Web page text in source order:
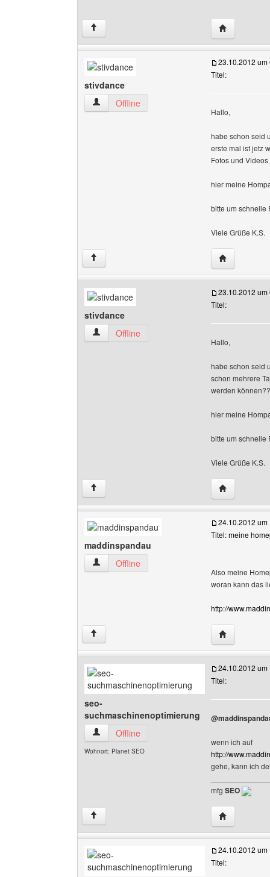
↑ Website
stivdance
stivdance Benutzer-Profile anzeigen
Offline
23.10.2012 um
Titel:
Hallo,
habe schon seid
erste mal ist jetz
Fotos und
hier meine
bitte um schnelle
Viele Grüße K.S.
↑ Website
stivdance
stivdance Benutzer-Profile anzeigen
Offline
23.10.2012 um
Titel:
Hallo,
habe schon seid
schon mehrere
werden
hier meine
bitte um schnelle
Viele Grüße K.S.
↑ Website
maddinspandau
maddinspandau Benutzer-Profile anzeigen
Offline
24.10.2012 um
Titel: meine
Also meine
woran kann das
http://
↑ Website
seo-
suchmaschinenoptimierung
seo-suchmaschinenoptimierung Benutzer-
Offline
Wohnort: Planet SEO
24.10.2012 um
Titel:
wenn ich auf
http://
gehe, kann ich
mfg SEO
↑ Website
24.10.2012 um
Titel: